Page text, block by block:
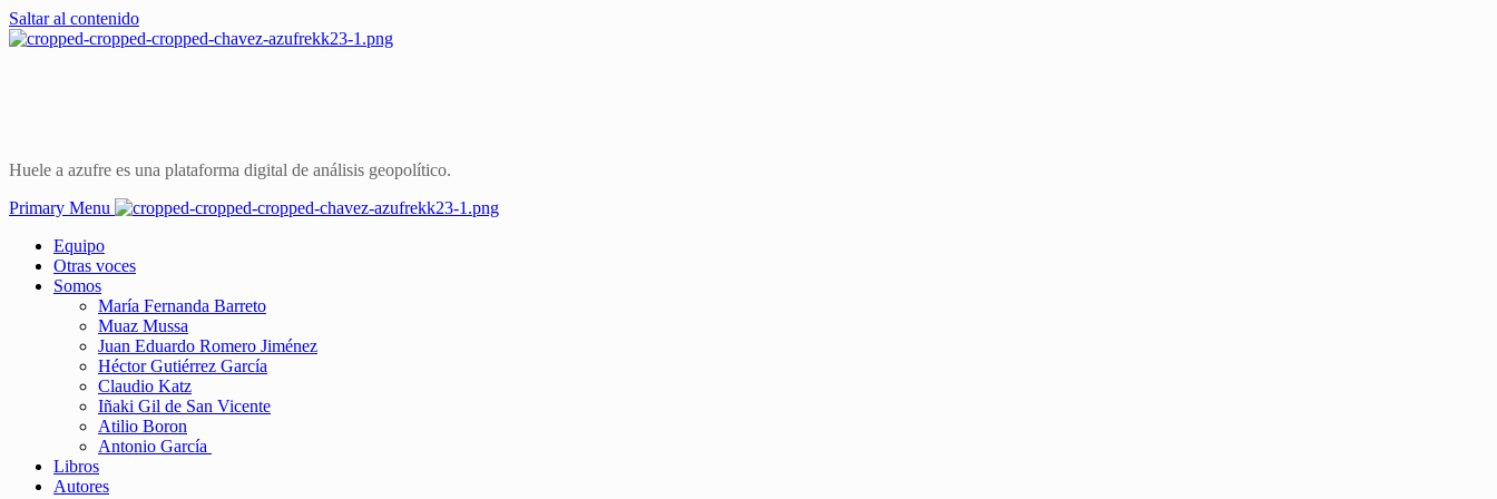
Saltar al contenido
Huele a azufre es una plataforma digital de análisis geopolítico.
Primary Menu
Equipo
Otras voces
Somos
María Fernanda Barreto
Muaz Mussa
Juan Eduardo Romero Jiménez
Héctor Gutiérrez García
Claudio Katz
Iñaki Gil de San Vicente
Atilio Boron
Antonio García
Libros
Autores